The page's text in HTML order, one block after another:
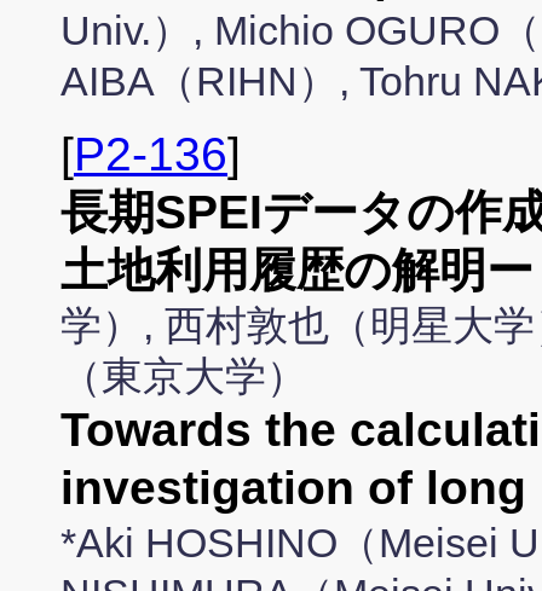
Univ.）, Michio OGURO
AIBA（RIHN）, Tohru
[P2-136]
長期SPEIデータの作
土地利用履歴の解明
学）, 西村敦也（明星大
（東京大学）
Towards the
investigation of long
*Aki HOSHINO（Meisei